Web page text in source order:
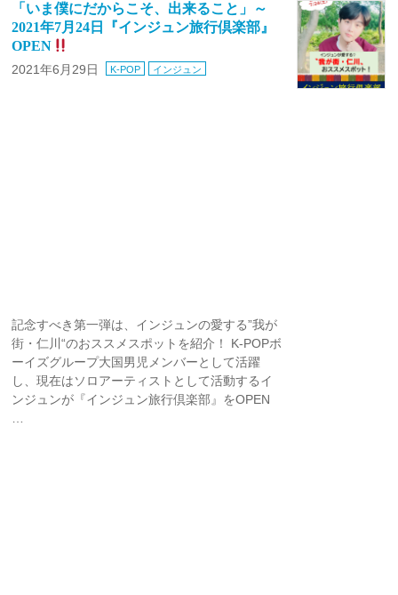
「いま僕にだからこそ、出来ること」～
2021年7月24日『インジュン旅行倶楽部』
OPEN
2021年6月29日 K-POP インジュン
記念すべき第一弾は、インジュンの愛する”我が
街・仁川“のおススメスポットを紹介！ K-POPボ
ーイズグループ大国男児メンバーとして活躍
し、現在はソロアーティストとして活動するイ
ンジュンが『インジュン旅行倶楽部』をOPEN